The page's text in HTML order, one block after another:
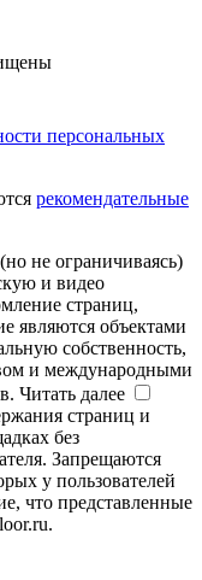
персональных
рекомендательные
не ограничиваясь)
и видео
страниц,
являются объектами
собственность,
и международными
Читать далее
страниц и
без
Запрещаются
у пользователей
что представленные